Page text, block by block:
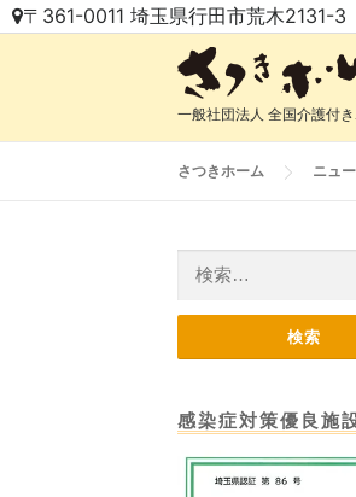
コ 〒361-0011 埼玉県行田市荒木2131-3
一般社団法人 全国介護付
さつきホーム ニュ
感染症対策優良施